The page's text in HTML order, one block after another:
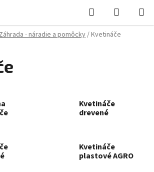
Hľadať
KOŠÍK
- náradie a pomôcky/Kvetináče
Kvetináče
drevené
Kvetináče
plastové AGRO